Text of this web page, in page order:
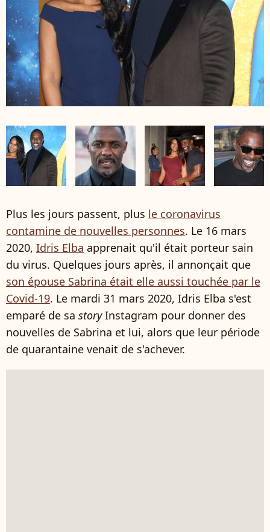
Plus les jours passent, plus le coronavirus
contamine de nouvelles personnes. Le 16 mars
2020, Idris Elba apprenait qu'il était porteur sain
du virus. Quelques jours après, il annonçait que
son épouse Sabrina était elle aussi touchée par le
Covid-19. Le mardi 31 mars 2020, Idris Elba s'est
emparé de sa storyInstagram pour donner des
nouvelles de Sabrina et lui, alors que leur période
de quarantaine venait de s'achever.